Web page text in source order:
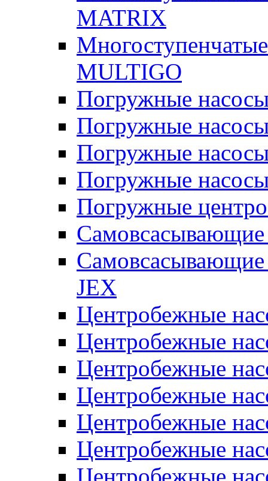
MATRIX
MULTIGO
Погружные
Погружные
Погружные
Погружные
Погружные
Самовсасывающие
Самовсасывающие
JEX
Центробежные
Центробежные
Центробежные
Центробежные
Центробежные
Центробежные
Центробежные